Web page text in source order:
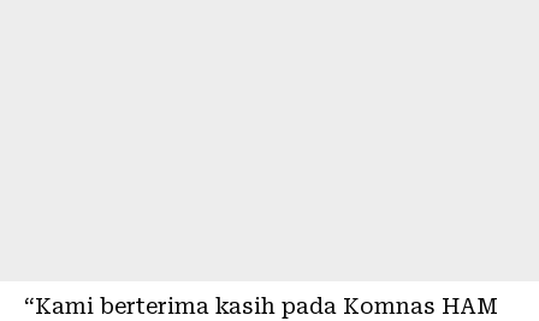
“Kami berterima kasih pada Komnas HAM